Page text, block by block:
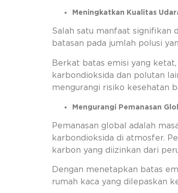
Meningkatkan Kualitas
Salah satu manfaat signifikan
batasan pada jumlah polusi
Berkat batas emisi yang
karbondioksida dan polutan
mengurangi risiko kesehatan
Mengurangi Pemanasan
Pemanasan global adalah
karbondioksida di atmosfer.
karbon yang diizinkan dari
Dengan menetapkan batas
rumah kaca yang dilepaskan